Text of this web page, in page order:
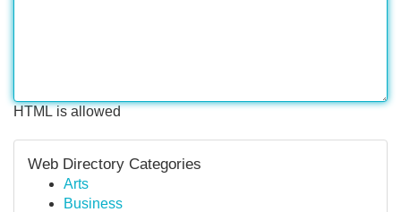
HTML is allowed
Web Directory Categories
Arts
Business